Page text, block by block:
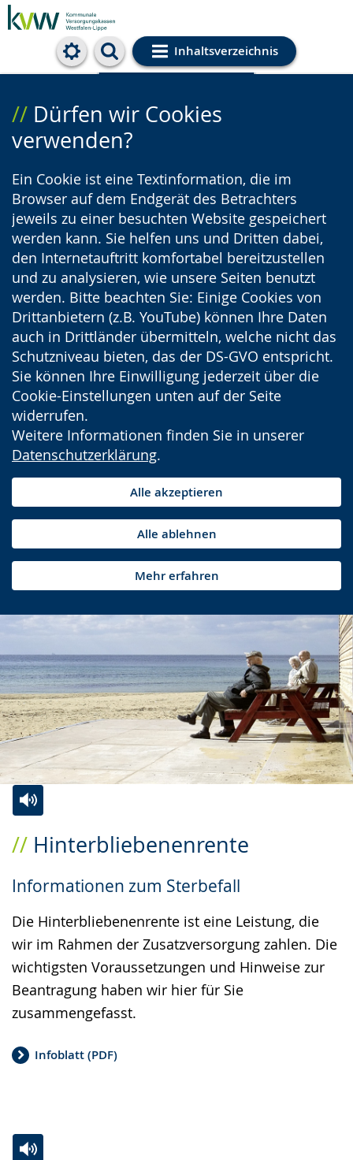
Inhaltsverzeichnis
Cookie-Einstellungen
Dürfen wir Cookies
verwenden?
Ein Cookie ist eine Textinformation, die im
Browser auf dem Endgerät des Betrachters
jeweils zu einer besuchten Website gespeichert
werden kann. Sie helfen uns und Dritten dabei,
den Internetauftritt komfortabel bereitzustellen
und zu analysieren, wie unsere Seiten benutzt
werden. Bitte beachten Sie: Einige Cookies von
Drittanbietern (z.B. YouTube) können Ihre Daten
auch in Drittländer übermitteln, welche nicht das
Schutzniveau bieten, das der DS-GVO entspricht.
Sie können Ihre Einwilligung jederzeit über die
Cookie-Einstellungen unten auf der Seite
widerrufen.
Weitere Informationen finden Sie in unserer
Datenschutzerklärung.
Alle akzeptieren
Alle ablehnen
Mehr erfahren
Hinterbliebenenrente
Informationen zum Sterbefall
Die Hinterbliebenenrente ist eine Leistung, die
wir im Rahmen der Zusatzversorgung zahlen. Die
wichtigsten Voraussetzungen und Hinweise zur
Beantragung haben wir hier für Sie
zusammengefasst.
Infoblatt (PDF)
Leichten
wechseln.
Audio-
Video
Deutscher
Gebärdensprache
wird
angezeigt.